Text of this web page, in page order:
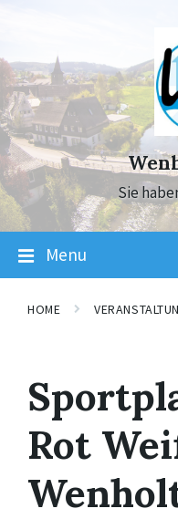
navigation
Sie
Menu
HOME
Rot